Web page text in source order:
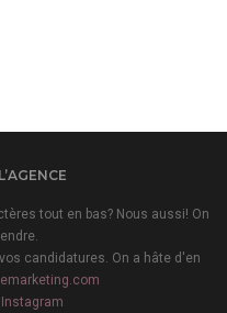
tout en bas? Nous aussi! On
candidatures. On a hâte d'en
Instagram